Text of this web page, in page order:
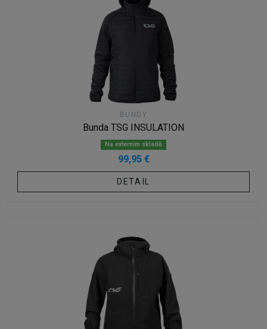
BUNDY
Bunda TSG INSULATION
Na externím skladě
99,95 €
DETAIL